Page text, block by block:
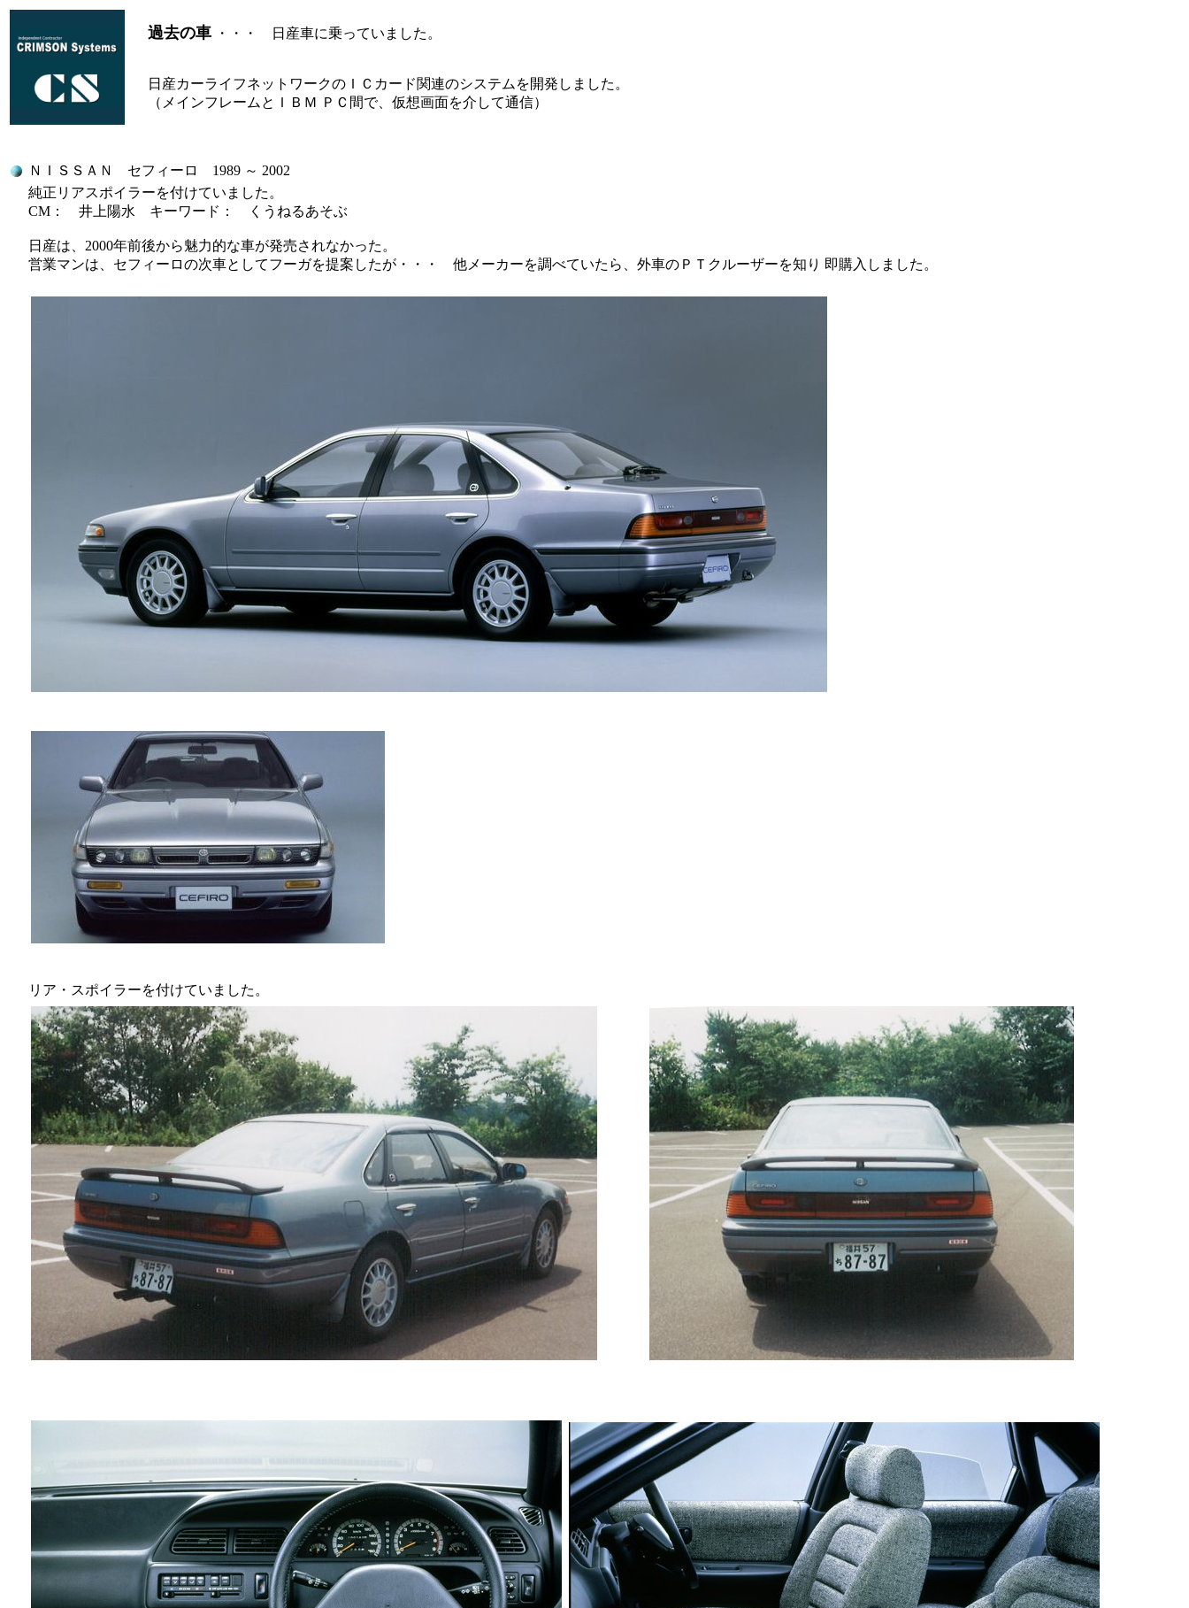
過去の車 ・・・ 日産車に乗っていました。
日産カーライフネットワークのＩＣカード関連のシステムを開発しました。
（メインフレームとＩＢＭ ＰＣ間で、仮想画面を介して通信）
ＮＩＳＳＡＮ セフィーロ 1989 ～ 2002
純正リアスポイラーを付けていました。
CM： 井上陽水 キーワード： くうねるあそぶ
日産は、2000年前後から魅力的な車が発売されなかった。
営業マンは、セフィーロの次車としてフーガを提案したが・・・ 他メーカーを調べていたら、外車のＰＴクルーザーを知り 即購入しました。
リア・スポイラーを付けていました。